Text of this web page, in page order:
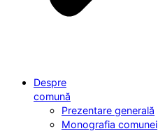
Despre
comună
Prezentare generală
Monografia comunei